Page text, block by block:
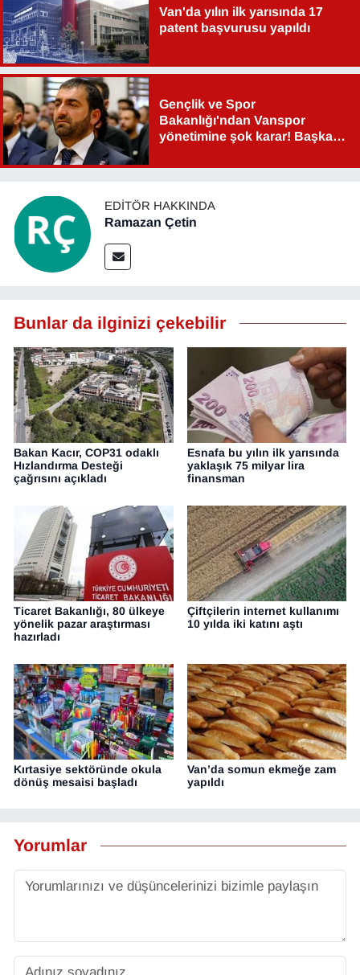
Van'da yılın ilk yarısında 17
patent başvurusu yapıldı
Gençlik ve Spor
Bakanlığı'ndan Vanspor
yönetimine şok karar! Başkan
EDITÖR HAKKINDA
Ramazan Çetin
Bunlar da ilginizi çekebilir
Bakan Kacır, COP31 odaklı
Hızlandırma Desteği
çağrısını açıkladı
Esnafa bu yılın ilk yarısında
yaklaşık 75 milyar lira
finansman
Ticaret Bakanlığı, 80 ülkeye
yönelik pazar araştırması
hazırladı
Çiftçilerin internet kullanımı
10 yılda iki katını aştı
Kırtasiye sektöründe okula
dönüş mesaisi başladı
Van’da somun ekmeğe zam
yapıldı
Yorumlar